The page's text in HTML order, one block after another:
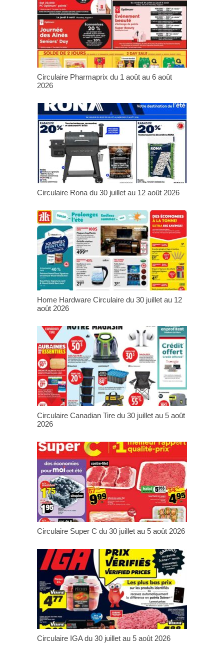
Circulaire Pharmaprix du 1 août au 6 août
2026
Circulaire Rona du 30 juillet au 12 août 2026
Home Hardware Circulaire du 30 juillet au 12
août 2026
Circulaire Canadian Tire du 30 juillet au 5 août
2026
Circulaire Super C du 30 juillet au 5 août 2026
Circulaire IGA du 30 juillet au 5 août 2026